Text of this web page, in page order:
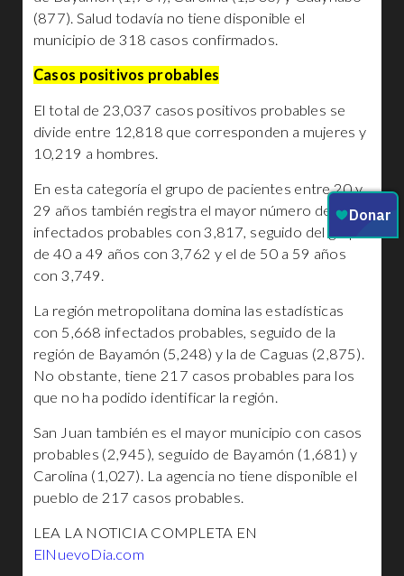
(877). Salud todavía no tiene disponible el
municipio de 318 casos confirmados.
Casos positivos probables
El total de 23,037 casos positivos probables se
divide entre 12,818 que corresponden a mujeres y
10,219 a hombres.
En esta categoría el grupo de pacientes entre 20 y
29 años también registra el mayor número de
infectados probables con 3,817, seguido del grupo
de 40 a 49 años con 3,762 y el de 50 a 59 años
con 3,749.
La región metropolitana domina las estadísticas
con 5,668 infectados probables, seguido de la
región de Bayamón (5,248) y la de Caguas (2,875).
No obstante, tiene 217 casos probables para los
que no ha podido identificar la región.
San Juan también es el mayor municipio con casos
probables (2,945), seguido de Bayamón (1,681) y
Carolina (1,027). La agencia no tiene disponible el
pueblo de 217 casos probables.
LEA LA NOTICIA COMPLETA EN
ElNuevoDia.com